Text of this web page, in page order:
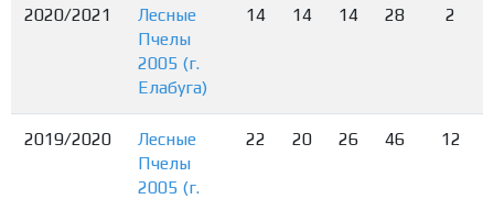
2020/2021
Лесные
Пчелы
2005 (г.
Елабуга)
14 14 14 28 2
2019/2020
Лесные
Пчелы
2005 (г.
22 20 26 46 12